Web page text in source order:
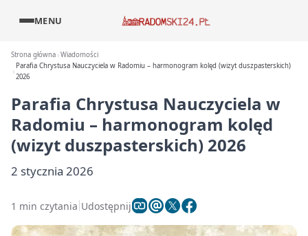
MENU
Strona główna Wiadomości
Parafia Chrystusa Nauczyciela w Radomiu – harmonogram kolęd (wizyt duszpasterskich)
2026
Parafia Chrystusa Nauczyciela w
Radomiu – harmonogram kolęd
(wizyt duszpasterskich) 2026
2 stycznia 2026
1 min czytania Udostępnij